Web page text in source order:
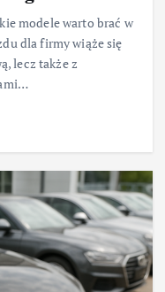
modele warto brać w
dla firmy wiąże się
lecz także z